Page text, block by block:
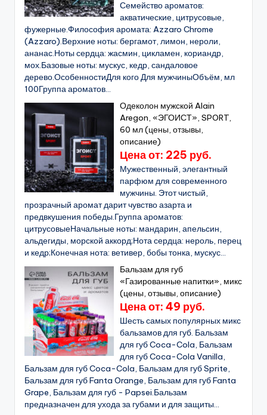
Семейство ароматов:
акватические, цитрусовые,
фужерные.Философия аромата: Azzaro Chrome
(Azzaro).Верхние ноты: бергамот, лимон, нероли,
ананас.Ноты сердца: жасмин, цикламен, кориандр,
мох.Базовые ноты: мускус, кедр, сандаловое
дерево.ОсобенностиДля кого Для мужчиныОбъём, мл
100Группа ароматов...
Одеколон мужской Alain
Aregon, «ЭГОИСТ», SPORT,
60 мл (цены, отзывы,
описание)
Цена от: 225 руб.
Мужественный, элегантный
парфюм для современного
мужчины. Этот чистый,
прозрачный аромат дарит чувство азарта и
предвкушения победы.Группа ароматов:
цитрусовыеНачальные ноты: мандарин, апельсин,
альдегиды, морской аккорд;Нота сердца: нероль, перец
и кедр;Конечная нота: ветивер, бобы тонка, мускус...
Бальзам для губ
«Газированные напитки», микс
(цены, отзывы, описание)
Цена от: 49 руб.
Шесть самых популярных микс
бальзамов для губ. Бальзам
для губ Coca-Cola, Бальзам
для губ Coca-Cola Vanilla,
Бальзам для губ Coca-Cola, Бальзам для губ Sprite,
Бальзам для губ Fanta Orange, Бальзам для губ Fanta
Grape, Бальзам для губ - Papsei.Бальзам
предназначен для ухода за губами и для защиты...